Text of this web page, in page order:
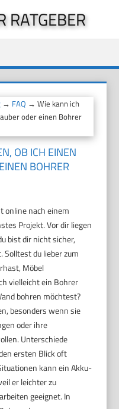
RATGEBER
→ FAQ → Wie kann ich
oder einen Bohrer
OB ICH EINEN
BOHRER
online nach einem
Projekt. Vor dir liegen
bist dir nicht sicher,
Solltest du lieber zum
Möbel
vielleicht ein Bohrer
bohren möchtest?
besonders wenn sie
oder ihre
Unterschiede
ersten Blick oft
kann ein Akku-
er leichter zu
geeignet. In